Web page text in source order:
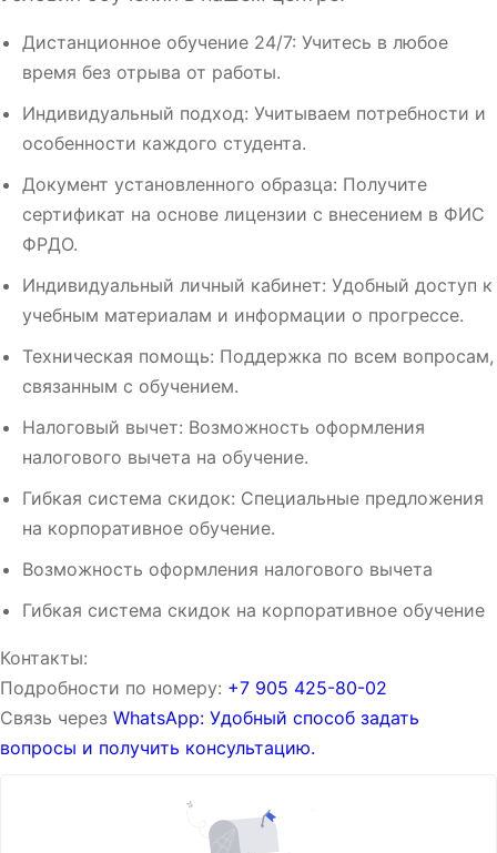
Дистанционное обучение 24/7: Учитесь в любое
время без отрыва от работы.
Индивидуальный подход: Учитываем потребности и
особенности каждого студента.
Документ установленного образца: Получите
сертификат на основе лицензии с внесением в ФИС
ФРДО.
Индивидуальный личный кабинет: Удобный доступ к
учебным материалам и информации о прогрессе.
Техническая помощь: Поддержка по всем вопросам,
связанным с обучением.
Налоговый вычет: Возможность оформления
налогового вычета на обучение.
Гибкая система скидок: Специальные предложения
на корпоративное обучение.
Возможность оформления налогового вычета
Гибкая система скидок на корпоративное обучение
Контакты:
Подробности по номеру: ‪‪+7 905 425-80-02‬‬
Связь через WhatsApp: Удобный способ задать
вопросы и получить консультацию.